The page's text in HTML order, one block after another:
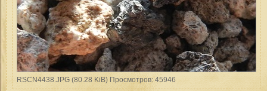
RSCN4438.JPG (80.28 KiB) Просмотров: 45946